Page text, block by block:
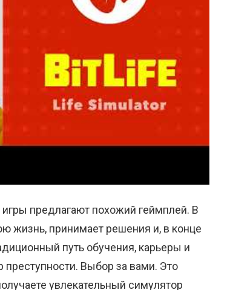
предлагают похожий геймплей. В
жизнь, принимает решения и, в конце
путь обучения, карьеры и
преступности. Выбор за вами. Это
увлекательный симулятор